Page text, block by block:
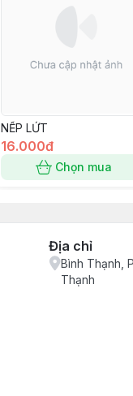
NẾP LỨT
16.000đ
Chọn mua
Địa chỉ
Bình Thạnh,
Thạnh